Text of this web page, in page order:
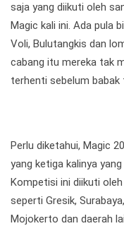
saja yang diikuti oleh
Magic kali ini. Ada pula
Voli, Bulutangkis dan
cabang itu mereka tak
terhenti sebelum babak
Perlu diketahui, Magic
yang ketiga kalinya
Kompetisi ini diikuti
seperti Gresik,
Mojokerto dan daerah